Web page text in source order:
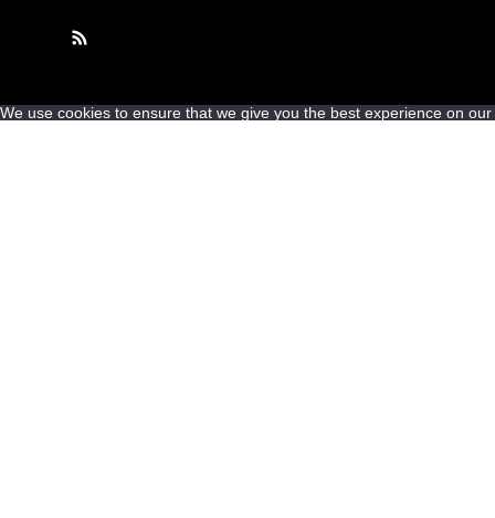
We use cookies to ensure that we give you the best experience on